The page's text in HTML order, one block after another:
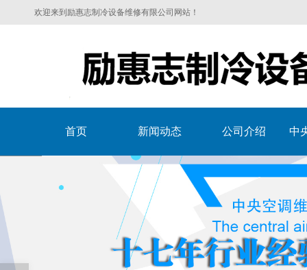
欢迎来到励惠志制冷设备维修有限公司网站！
首页 新闻动态 公司介绍 中